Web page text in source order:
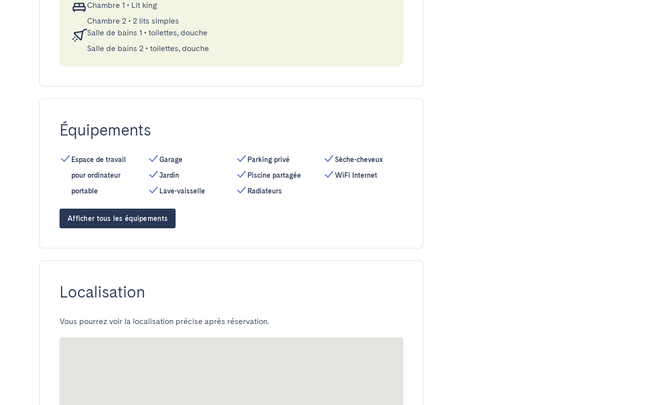
Chambre 1 • Lit king
Chambre 2 • 2 lits simples
Salle de bains 1 • toilettes, douche
Salle de bains 2 • toilettes, douche
Équipements
Espace de travail
pour ordinateur
portable
Garage
Jardin
Lave-vaisselle
Parking privé
Piscine partagée
Radiateurs
Sèche-cheveux
WiFi Internet
Afficher tous les équipements
Localisation
Vous pourrez voir la localisation précise après réservation.